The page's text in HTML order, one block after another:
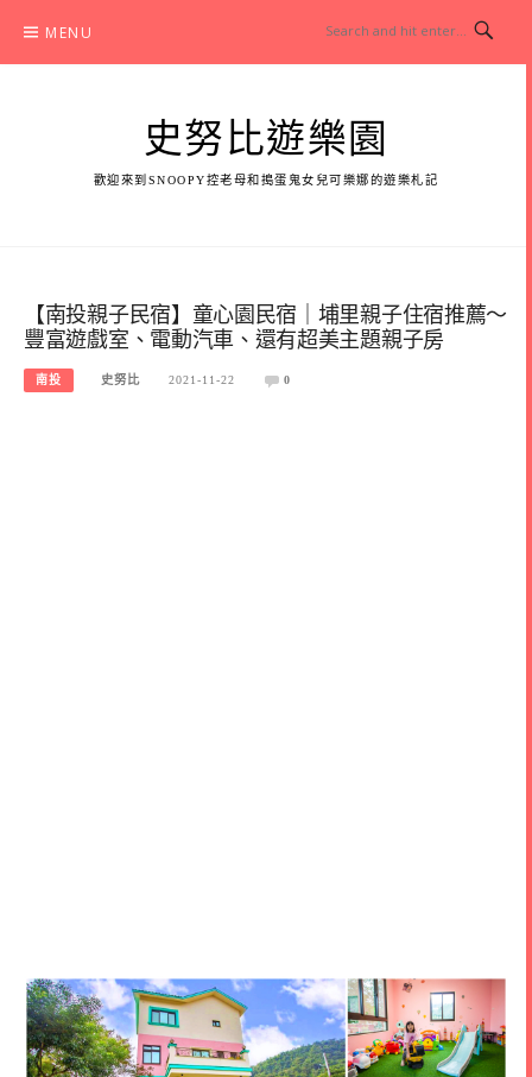
content
MENU
史努比遊樂園
歡迎來到SNOOPY控老母和搗蛋鬼女兒可樂娜的遊樂札記
【南投親子民宿】童心園民宿｜埔里親子住宿推薦～
豐富遊戲室、電動汽車、還有超美主題親子房
南投 史努比 2021-11-22 0